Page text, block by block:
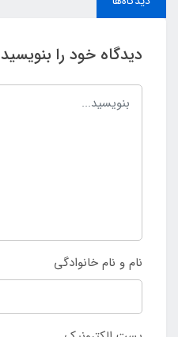
دیدگاه خود را بنویسید
نام و نام خانوادگی